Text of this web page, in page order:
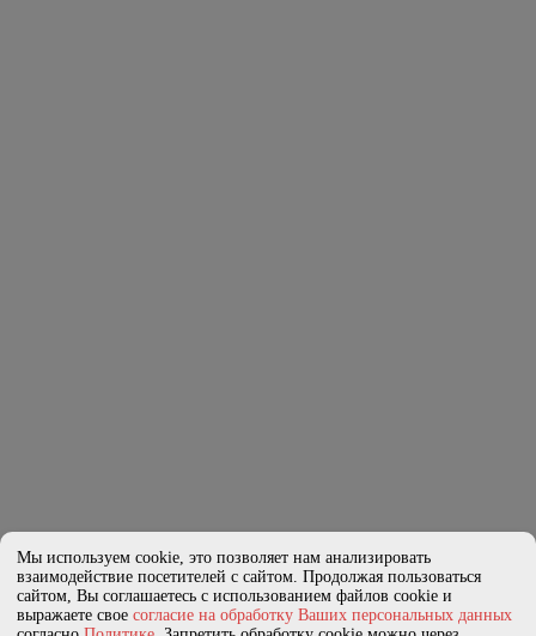
Мы используем cookie, это позволяет нам анализировать
взаимодействие посетителей с сайтом. Продолжая пользоваться
сайтом, Вы соглашаетесь с использованием файлов cookie и
выражаете свое согласие на обработку Ваших персональных данных